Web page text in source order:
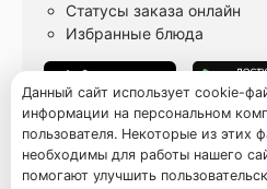
Статусы заказа онлайн
Избранные блюда
Данный сайт использует cookie-
информации на персональном
пользователя. Некоторые из этих
необходимы для работы нашего
помогают улучшить